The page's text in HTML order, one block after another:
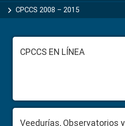
CPCCS 2008 – 2015
FooterCPCCS EN LÍNEA
Veedurías, Observatorios y